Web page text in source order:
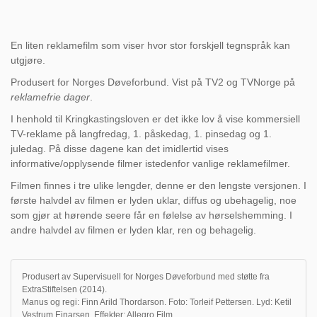
En liten reklamefilm som viser hvor stor forskjell tegnspråk kan
utgjøre.
Produsert for Norges Døveforbund. Vist på TV2 og TVNorge på
reklamefrie dager
I henhold til Kringkastingsloven er det ikke lov å vise kommersiell
TV-reklame på langfredag, 1. påskedag, 1. pinsedag og 1.
juledag. På disse dagene kan det imidlertid vises
informative/opplysende filmer istedenfor vanlige reklamefilmer.
Filmen finnes i tre ulike lengder, denne er den lengste versjonen. I
første halvdel av filmen er lyden uklar, diffus og ubehagelig, noe
som gjør at hørende seere får en følelse av hørselshemming. I
andre halvdel av filmen er lyden klar, ren og behagelig.
Produsert av Supervisuell for Norges Døveforbund med støtte fra
ExtraStiftelsen (2014).
Manus og regi: Finn Arild Thordarson. Foto: Torleif Pettersen. Lyd: Ketil
Vestrum Einarsen. Effekter: Allegro Film.